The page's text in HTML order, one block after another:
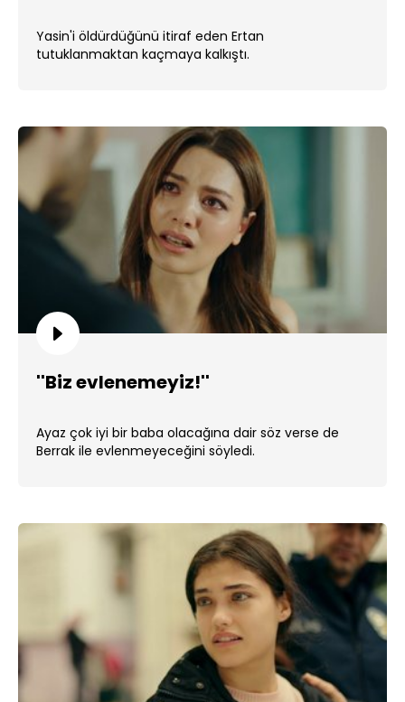
Yasin'i öldürdüğünü itiraf eden Ertan
tutuklanmaktan kaçmaya kalkıştı.
''Biz evlenemeyiz!''
Ayaz çok iyi bir baba olacağına dair söz verse de
Berrak ile evlenmeyeceğini söyledi.